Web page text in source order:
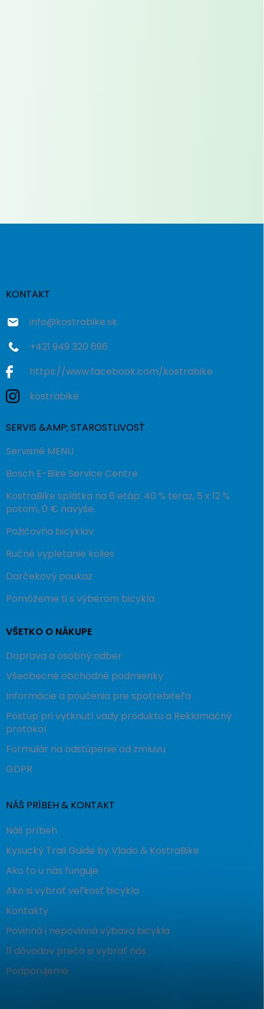
KONTAKT
info@kostrabike.sk
+421 949 320 696
https://www.facebook.com/kostrabike
kostrabike
SERVIS &AMP; STAROSTLIVOSŤ
Servisné MENU
Bosch E-Bike Service Centre
KostraBike splátka na 6 etáp: 40 % teraz, 5 x 12 %
potom, 0 € navyše.
Požičovňa bicyklov
Ručné vypletanie kolies
Darčekový poukaz
Pomôžeme ti s výberom bicykla
VŠETKO O NÁKUPE
Doprava a osobný odber
Všeobecné obchodné podmienky
Informácie a poučenia pre spotrebiteľa
Postup pri vytknutí vady produktu a Reklamačný
protokol
Formulár na odstúpenie od zmluvu
GDPR
NÁŠ PRÍBEH & KONTAKT
Náš príbeh
Kysucký Trail Guide by Vlado & KostraBike
Ako to u nás funguje
Ako si vybrať veľkosť bicykla
Kontakty
Povinná i nepovinná výbava bicykla
11 dôvodov prečo si vybrať nás
Podporujeme